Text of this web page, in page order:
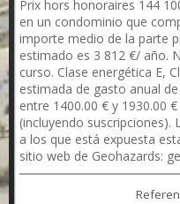
Prix hors honoraires 144
en un condominio que
importe medio de la parte
estimado es 3 812 €/ año.
curso. Clase energética E,
estimada de gasto anual
entre 1400.00 € y 1930.00
(incluyendo
a los que está expuesta
sitio web de Geohazards: